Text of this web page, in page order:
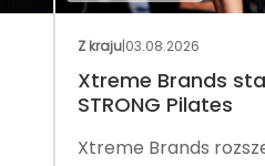
Z kraju|03.08.2026
Xtreme Brands
STRONG Pilates
Xtreme Brands